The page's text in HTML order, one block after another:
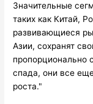
Значительные
таких как Китай,
развивающиеся
Азии, сохранят
пропорционально
спада, они все
роста."